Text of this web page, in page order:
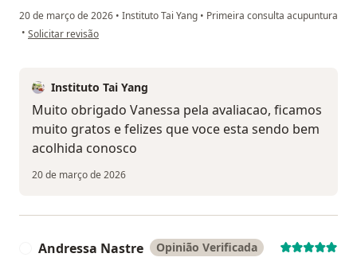
20 de março de 2026 • Instituto Tai Yang • Primeira consulta acupuntura
• na opinião do utilizador Vanessa Costa
Solicitar revisão
Instituto Tai Yang
Muito obrigado Vanessa pela avaliacao, ficamos
muito gratos e felizes que voce esta sendo bem
acolhida conosco
20 de março de 2026
Andressa Nastre Opinião Verificada